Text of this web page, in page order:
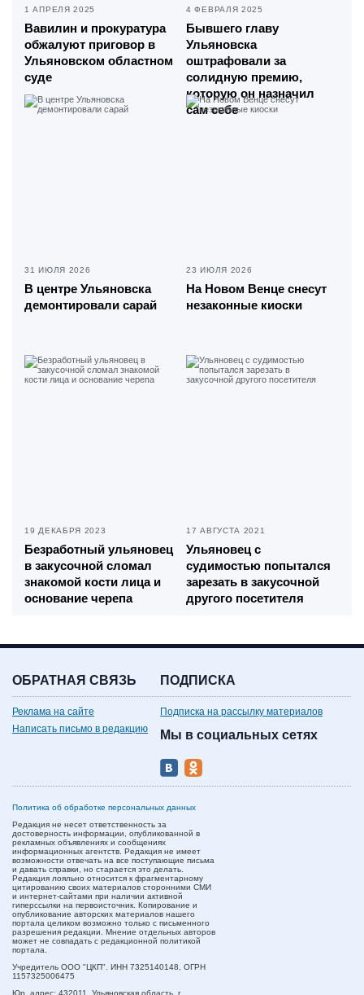
1 АПРЕЛЯ 2025
Вавилин и прокуратура
обжалуют приговор в
Ульяновском областном
суде
4 ФЕВРАЛЯ 2025
Бывшего главу
Ульяновска
оштрафовали за
солидную премию,
которую он назначил
сам себе
31 ИЮЛЯ 2026
В центре Ульяновска
демонтировали сарай
23 ИЮЛЯ 2026
На Новом Венце снесут
незаконные киоски
19 ДЕКАБРЯ 2023
Безработный ульяновец
в закусочной сломал
знакомой кости лица и
основание черепа
17 АВГУСТА 2021
Ульяновец с
судимостью попытался
зарезать в закусочной
другого посетителя
ОБРАТНАЯ СВЯЗЬ
Реклама на сайте
Написать письмо в редакцию
ПОДПИСКА
Подписка на рассылку материалов
Мы в социальных сетях
Политика об обработке персональных данных
Редакция не несет ответственность за
достоверность информации, опубликованной в
рекламных объявлениях и сообщениях
информационных агентств. Редакция не имеет
возможности отвечать на все поступающие письма
и давать справки, но старается это делать.
Редакция лояльно относится к фрагментарному
цитированию своих материалов сторонними СМИ
и интернет-сайтами при наличии активной
гиперссылки на первоисточник. Копирование и
опубликование авторских материалов нашего
портала целиком возможно только с письменного
разрешения редакции. Мнение отдельных авторов
может не совпадать с редакционной политикой
портала.
Учредитель ООО "ЦКП". ИНН 7325140148, ОГРН
1157325006475